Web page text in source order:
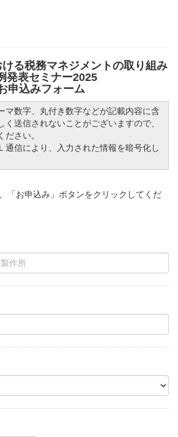
る税務マネジメントの取り組み
発表セミナー2025
申込みフォーム
マ数字、丸付き数字などが記載内容に含
く送信されないことがございますので、
ださい。
通信により、入力された情報を暗号化し
「お申込み」ボタンをクリックしてくだ